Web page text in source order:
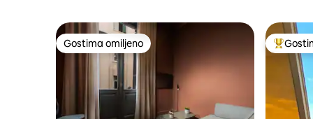
Gostima omiljeno
Gostima omiljeno